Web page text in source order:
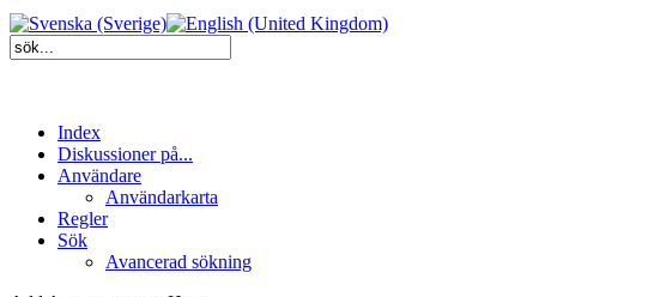
Index
Diskussioner på...
Användare
Användarkarta
Regler
Sök
Avancerad sökning